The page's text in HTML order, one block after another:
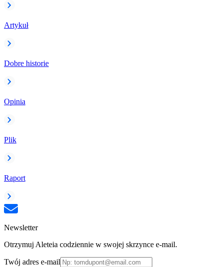
Artykuł
Dobre historie
Opinia
Plik
Raport
Newsletter
Otrzymuj Aleteia codziennie w swojej skrzynce e-mail.
Twój adres e-mail